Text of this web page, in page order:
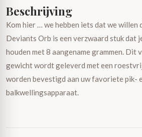
Beschrijving
Kom hier … we hebben iets dat we willen
Deviants Orb is een verzwaard stuk dat
houden met 8 aangename grammen. Dit
gewicht wordt geleverd met een
worden bevestigd aan uw favoriete pik-
balkwellingsapparaat.